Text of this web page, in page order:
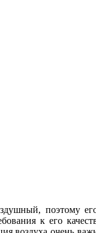
поэтому
к его